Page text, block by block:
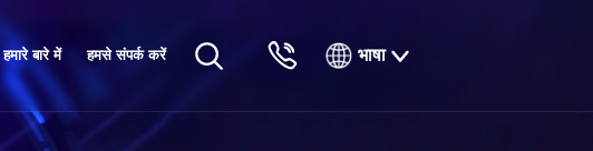
हमारे बारे में हमसे संपर्क करें भाषा